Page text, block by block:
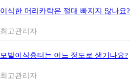
이식한 머리카락은 절대 빠지지 않나요?
최고관리자
모발이식흉터는 어느 정도로 생기나요?
최고관리자